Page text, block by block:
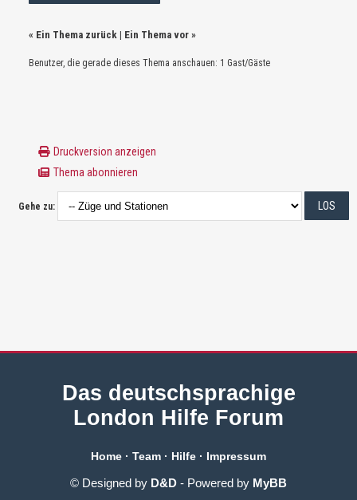
« Ein Thema zurück | Ein Thema vor »
Benutzer, die gerade dieses Thema anschauen: 1 Gast/Gäste
Druckversion anzeigen
Thema abonnieren
Gehe zu:
Das deutschsprachige
London Hilfe Forum
Home · Team · Hilfe · Impressum
© Designed by D&D - Powered by MyBB